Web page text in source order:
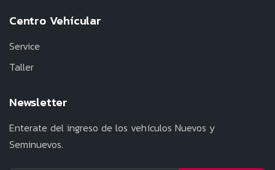
Centro Vehícular
Service
Taller
Newsletter
Enterate del ingreso de los vehículos Nuevos y
Seminuevos.